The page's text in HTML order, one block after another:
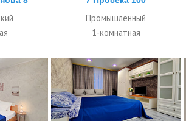
Промышленный
1-комнатная